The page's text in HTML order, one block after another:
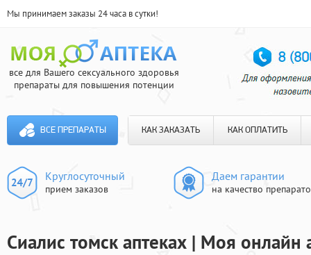
Мы принимаем заказы 24 часа в сутки!
все для Вашего сексуального здоровья
препараты для повышения потенции
ВСЕ ПРЕПАРАТЫ КАК ЗАКАЗАТЬ КАК ОПЛАТИТЬ
Круглосуточный
прием заказов
Даем гарантии
на качество
Сиалис томск аптеках | Моя онлайн